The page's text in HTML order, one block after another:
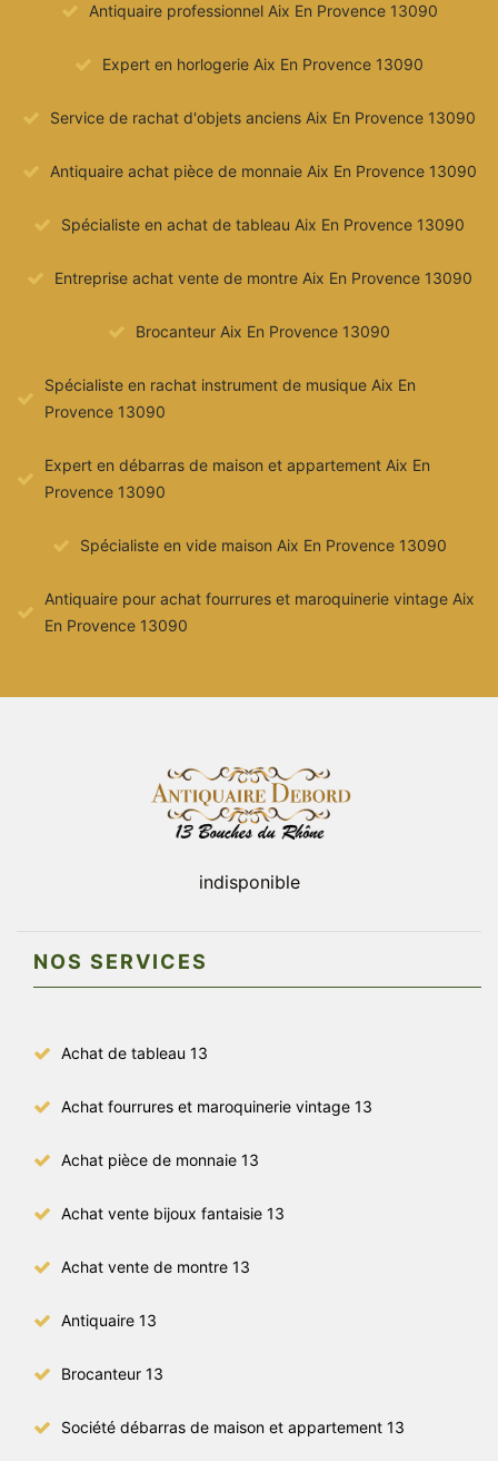
Antiquaire professionnel Aix En Provence 13090
Expert en horlogerie Aix En Provence 13090
Service de rachat d'objets anciens Aix En Provence 13090
Antiquaire achat pièce de monnaie Aix En Provence 13090
Spécialiste en achat de tableau Aix En Provence 13090
Entreprise achat vente de montre Aix En Provence 13090
Brocanteur Aix En Provence 13090
Spécialiste en rachat instrument de musique Aix En
Provence 13090
Expert en débarras de maison et appartement Aix En
Provence 13090
Spécialiste en vide maison Aix En Provence 13090
Antiquaire pour achat fourrures et maroquinerie vintage Aix
En Provence 13090
indisponible
NOS SERVICES
Achat de tableau 13
Achat fourrures et maroquinerie vintage 13
Achat pièce de monnaie 13
Achat vente bijoux fantaisie 13
Achat vente de montre 13
Antiquaire 13
Brocanteur 13
Société débarras de maison et appartement 13